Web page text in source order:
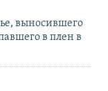
выносившего
в плен в